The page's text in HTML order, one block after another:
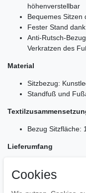
höhenverstellbar
Bequemes Sitzen
Fester Stand
Anti-Rutsch-
Verkratzen des
Material
Sitzbezug:
Standfuß und
Bezug Sitzfläche:
Lieferumfang
Lieferung ohne
Cookies